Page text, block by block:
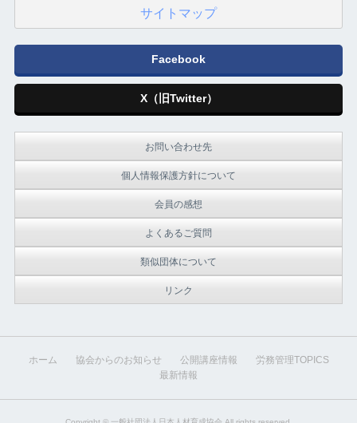
サイトマップ
Facebook
X（旧Twitter）
お問い合わせ先
個人情報保護方針について
会員の感想
よくあるご質問
類似団体について
リンク
ホーム 協会からのお知らせ 公開講座情報
労務管理TOPICS
最新情報